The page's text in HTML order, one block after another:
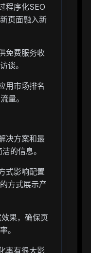
程序化SEO
页面融入新
免费服务收
谈。
用市场排名
量。
决方案和最
的信息。
式影响配置
方式展示产
果，确保页
。
率有很大影